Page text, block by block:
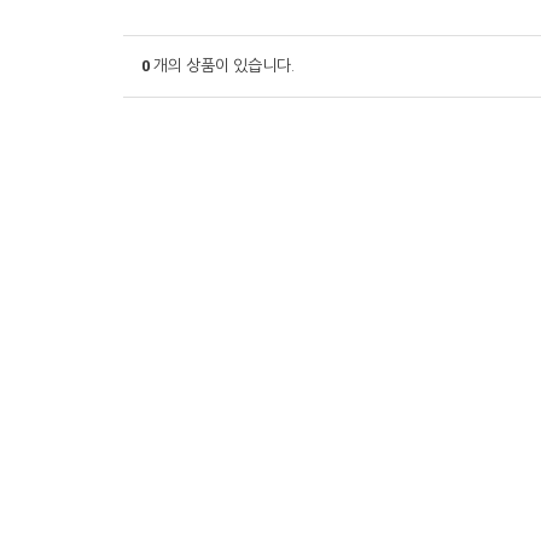
0 개의 상품이 있습니다.